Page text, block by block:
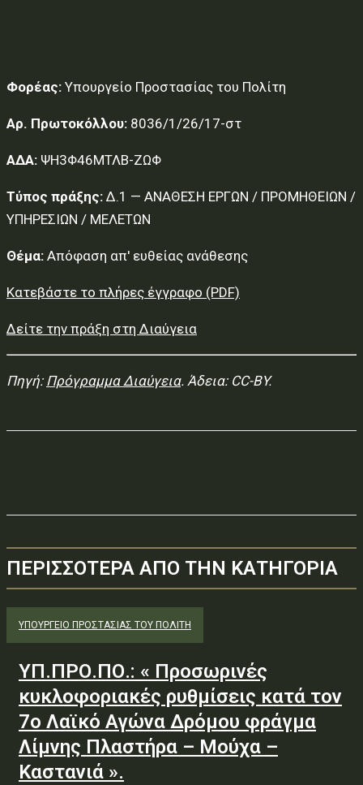
Φορέας: Υπουργείο Προστασίας του Πολίτη
Αρ. Πρωτοκόλλου: 8036/1/26/17-στ
ΑΔΑ: ΨΗ3Φ46ΜΤΛΒ-ΖΩΦ
Τύπος πράξης: Δ.1 — ΑΝΑΘΕΣΗ ΕΡΓΩΝ / ΠΡΟΜΗΘΕΙΩΝ /
ΥΠΗΡΕΣΙΩΝ / ΜΕΛΕΤΩΝ
Θέμα: Απόφαση απ' ευθείας ανάθεσης
Κατεβάστε το πλήρες έγγραφο (PDF)
Δείτε την πράξη στη Διαύγεια
Πηγή: Πρόγραμμα Διαύγεια. Άδεια: CC-BY.
ΠΕΡΙΣΣΟΤΕΡΑ ΑΠΟ ΤΗΝ ΚΑΤΗΓΟΡΙΑ
ΥΠΟΥΡΓΕΊΟ ΠΡΟΣΤΑΣΊΑΣ ΤΟΥ ΠΟΛΊΤΗ
ΥΠ.ΠΡΟ.ΠΟ.: « Προσωρινές
κυκλοφοριακές ρυθμίσεις κατά τον
7ο Λαϊκό Αγώνα Δρόμου φράγμα
Λίμνης Πλαστήρα – Μούχα –
Καστανιά ».